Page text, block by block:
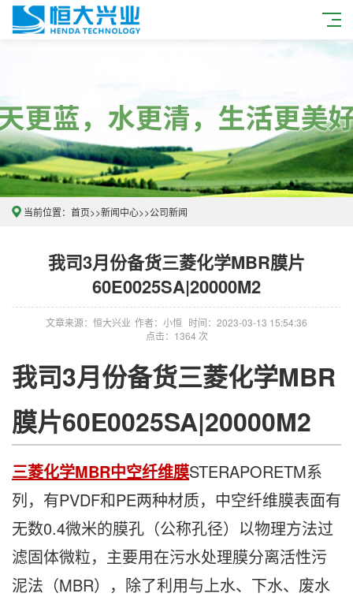
当前位置： 首页>>新闻中心>>公司新闻
我司3月份备货三菱化学MBR膜片
60E0025SA|20000M2
文章来源：恒大兴业 作者：小恒 时间：2023-03-13 15:54:36
点击：1364 次
我司3月份备货三菱化学MBR
膜片60E0025SA|20000M2
三菱化学MBR中空纤维膜STERAPORETM系
列，有PVDF和PE两种材质，中空纤维膜表面有
无数0.4微米的膜孔（公称孔径）以物理方法过
滤固体微粒，主要用在污水处理膜分离活性污
泥法（MBR），除了利用与上水、下水、废水